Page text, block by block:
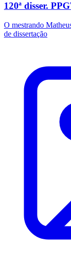
120ª disser.
O mestrando
de dissertação